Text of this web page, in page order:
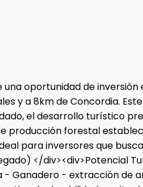
oportunidad de
y a 8km de Concordia.
el desarrollo turístico
producción forestal
para inversores que
</div><div>Potencial
- extracción de